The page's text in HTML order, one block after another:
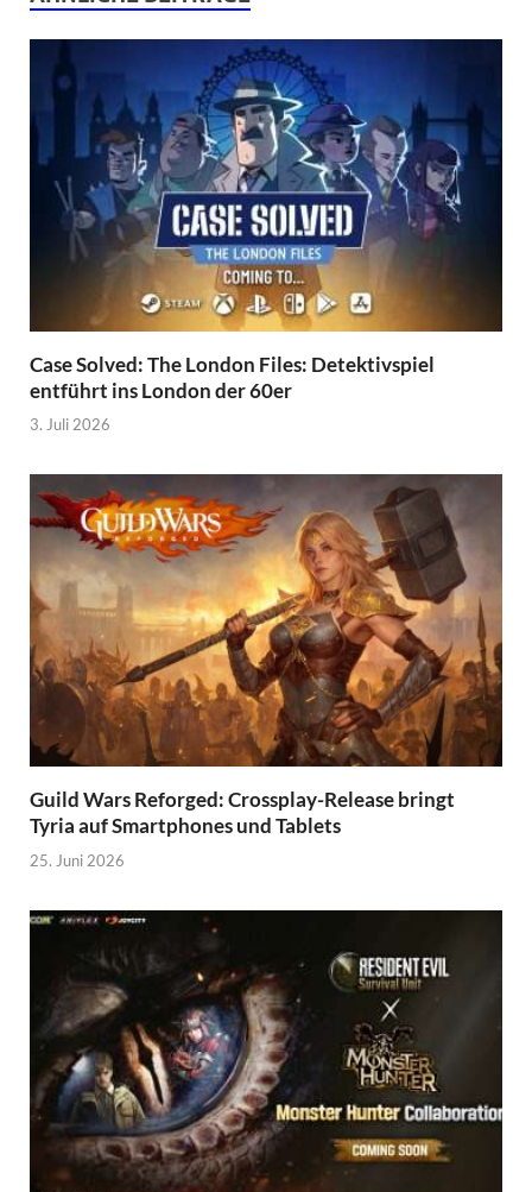
Case Solved: The London Files: Detektivspiel
entführt ins London der 60er
3. Juli 2026
Guild Wars Reforged: Crossplay-Release bringt
Tyria auf Smartphones und Tablets
25. Juni 2026